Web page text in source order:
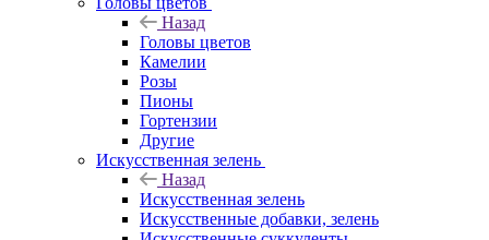
Назад
Головы цветов
Камелии
Розы
Пионы
Гортензии
Другие
Искусственная зелень
Назад
Искусственная зелень
Искусственные добавки, зелень